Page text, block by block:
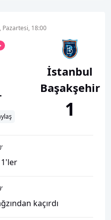
Pazartesi, 18:00
İstanbul
Başakşehir
1
’
’
kaçırdı